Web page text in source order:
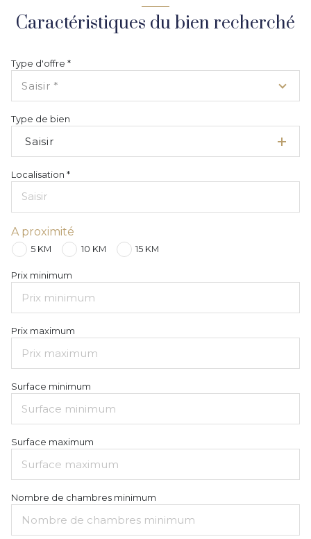
Caractéristiques du bien recherché
Type d'offre *
Saisir *
Type de bien
Saisir
Localisation *
A proximité
5 KM 10 KM 15 KM
Prix minimum
Prix maximum
Surface minimum
Surface maximum
Nombre de chambres minimum